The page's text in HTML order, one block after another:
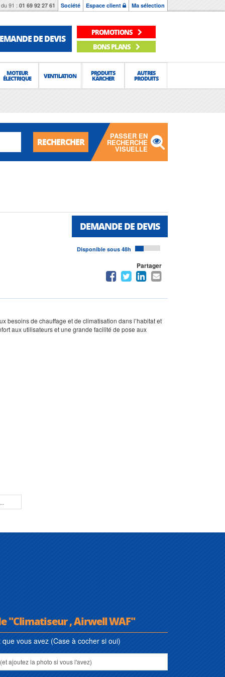
91 : 01 69 92 27 61 Société Espace client Ma sélection
DE DEVIS
PROMOTIONS
BONS PLANS
MOTEUR
ÉLECTRIQUE VENTILATION PRODUITS
KÄRCHER
AUTRES
PRODUITS
RECHERCHER
PASSER EN
RECHERCHE
VISUELLE
DEMANDE DE DEVIS
Disponible sous 48h
Partager
besoins de chauffage et de climatisation dans l’habitat et
aux utilisateurs et une grande facilité de pose aux
"Climatiseur , Airwell WAF"
vous avez (Case à cocher si oui)